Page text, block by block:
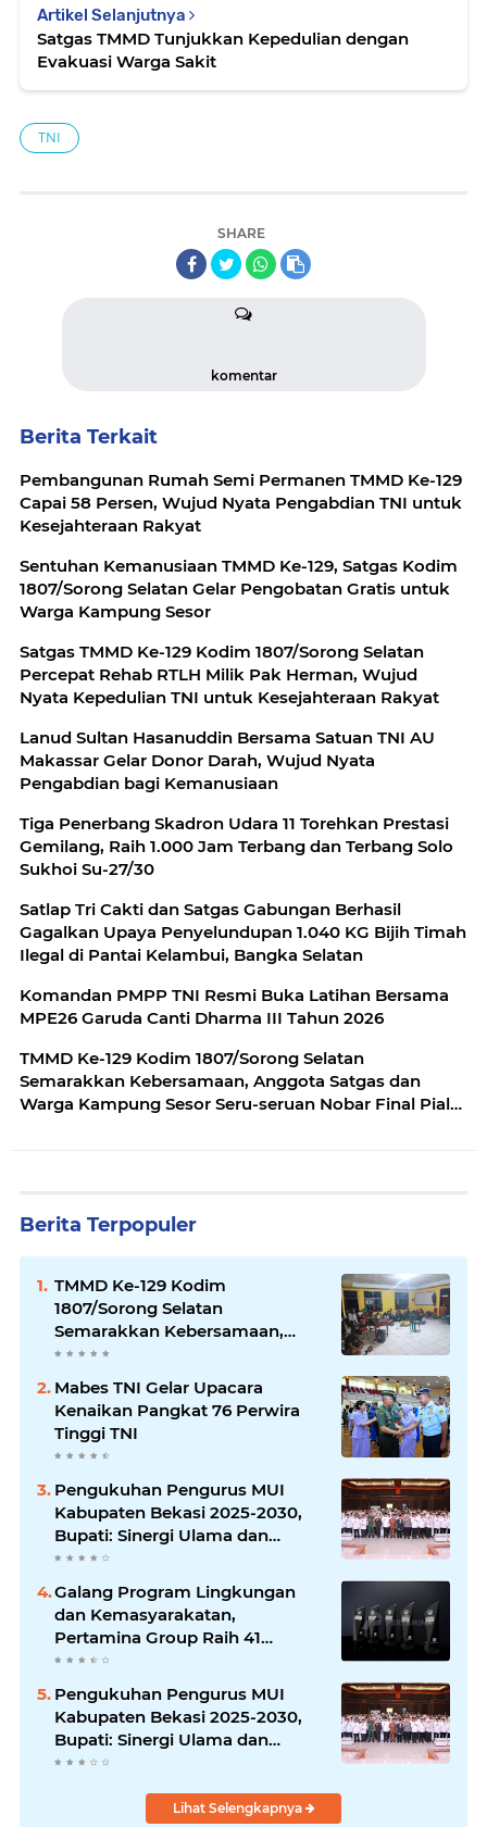
Artikel Selanjutnya
Satgas TMMD Tunjukkan Kepedulian dengan
Evakuasi Warga Sakit
TNI
SHARE
komentar
Berita Terkait
Pembangunan Rumah Semi Permanen TMMD Ke-129
Capai 58 Persen, Wujud Nyata Pengabdian TNI untuk
Kesejahteraan Rakyat
Sentuhan Kemanusiaan TMMD Ke-129, Satgas Kodim
1807/Sorong Selatan Gelar Pengobatan Gratis untuk
Warga Kampung Sesor
Satgas TMMD Ke-129 Kodim 1807/Sorong Selatan
Percepat Rehab RTLH Milik Pak Herman, Wujud
Nyata Kepedulian TNI untuk Kesejahteraan Rakyat
Lanud Sultan Hasanuddin Bersama Satuan TNI AU
Makassar Gelar Donor Darah, Wujud Nyata
Pengabdian bagi Kemanusiaan
Tiga Penerbang Skadron Udara 11 Torehkan Prestasi
Gemilang, Raih 1.000 Jam Terbang dan Terbang Solo
Sukhoi Su-27/30
Satlap Tri Cakti dan Satgas Gabungan Berhasil
Gagalkan Upaya Penyelundupan 1.040 KG Bijih Timah
Ilegal di Pantai Kelambui, Bangka Selatan
Komandan PMPP TNI Resmi Buka Latihan Bersama
MPE26 Garuda Canti Dharma III Tahun 2026
TMMD Ke-129 Kodim 1807/Sorong Selatan
Semarakkan Kebersamaan, Anggota Satgas dan
Warga Kampung Sesor Seru-seruan Nobar Final Piala
Berita Terpopuler
TMMD Ke-129 Kodim
1807/Sorong Selatan
Semarakkan Kebersamaan,
Anggota Satgas dan Warga
Nobar Final Piala Dunia 2026
Mabes TNI Gelar Upacara
Kenaikan Pangkat 76 Perwira
Tinggi TNI
Pengukuhan Pengurus MUI
Kabupaten Bekasi 2025-2030,
Bupati: Sinergi Ulama dan
Umara Sangat Diperlukan
Galang Program Lingkungan
dan Kemasyarakatan,
Pertamina Group Raih 41
Penghargaan CSR & ESG
Pengukuhan Pengurus MUI
Kabupaten Bekasi 2025-2030,
Bupati: Sinergi Ulama dan
Umara Sangat Diperlukan
Lihat Selengkapnya